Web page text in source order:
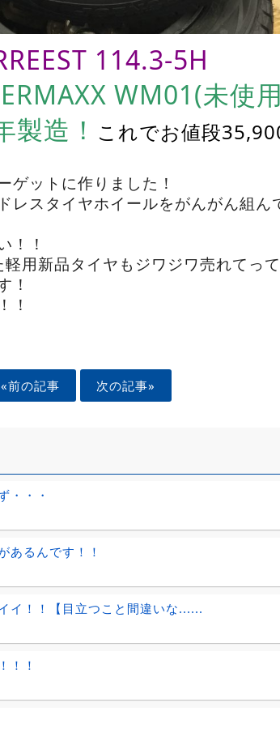
114.3-5H
WM01(未使
造！ これでお値段
ゲットに作りました！
レスタイヤホイールをがんがん組ん
！！
用新品タイヤもジワジワ売れてっ
！
！
«前の記事 次の記事»
・・・
あるんです！！
イ！！【目立つこと間違いな......
！！